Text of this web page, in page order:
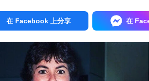
在 Facebook 上分享 在